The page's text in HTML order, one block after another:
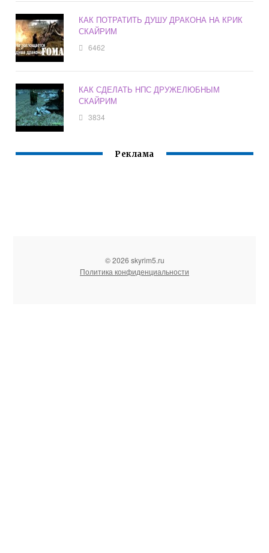
КАК ПОТРАТИТЬ ДУШУ ДРАКОНА НА КРИК
СКАЙРИМ
6462
КАК СДЕЛАТЬ НПС ДРУЖЕЛЮБНЫМ
СКАЙРИМ
3834
Реклама
© 2026 skyrim5.ru
Политика конфиденциальности